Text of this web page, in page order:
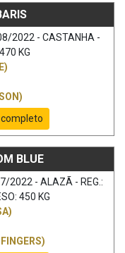
2022 - CASTANHA -
KG
BLUE
2022 - ALAZÃ - REG.:
450 KG